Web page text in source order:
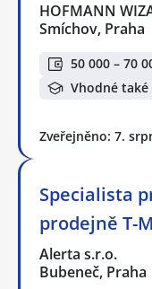
HOFMANN
Smíchov, Praha
50 000 – 70
Vhodné
Zveřejněno: 7.
Specialista
prodejně T-
Alerta s.r.o.
Bubeneč, Praha